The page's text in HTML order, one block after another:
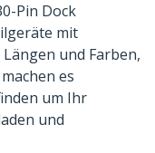
Pin Dock
mit
und Farben,
es
um Ihr
und